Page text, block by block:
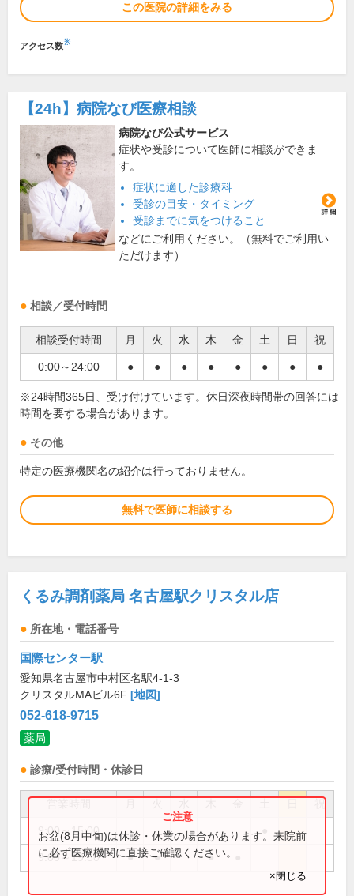
この医院の詳細をみる
アクセス数※
【24h】 病院なび医療相談
病院なび公式サービス
症状や受診について医師に相談ができま
す。
症状に適した診療科
受診の目安・タイミング
受診までに気をつけること
などにご利用ください。（無料でご利用い
ただけます）
相談／受付時間
相談受付時間 月 火 水 木 金 土 日 祝
0:00～24:00 ● ● ● ● ● ● ● ●
※24時間365日、受け付けています。休日深夜時間帯の回答には
時間を要する場合があります。
その他
特定の医療機関名の紹介は行っておりません。
無料で医師に相談する
くるみ調剤薬局 名古屋駅クリスタル店
所在地・電話番号
国際センター駅
愛知県名古屋市中村区名駅4-1-3
クリスタルMAビル6F [地図]
052-618-9715
薬局
診療/受付時間・休診日
祝
9:00～15:00
9:00～19:30 ● ● ●
お盆(8月中旬)は休診・休業の場合があります。来院前
に必ず医療機関に直接ご確認ください。
×閉じる